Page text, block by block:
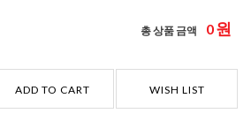
총 상품 금액 0원
ADD TO CART WISH LIST